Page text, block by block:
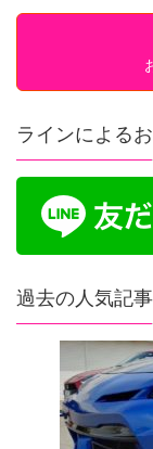
ラインによる
過去の人気記事